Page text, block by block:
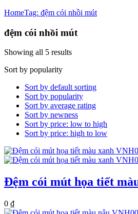
HomeTag: đệm cói nhồi mút
đệm cói nhồi mút
Showing all 5 results
Sort by popularity
Sort by default sorting
Sort by popularity
Sort by average rating
Sort by newness
Sort by price: low to high
Sort by price: high to low
Đệm cói mút họa tiết
0 ₫